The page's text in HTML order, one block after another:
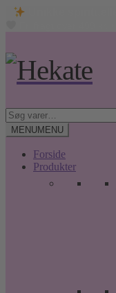
navigation
indhold
Søg
efter:
MENUMENU
Forside
Produkter